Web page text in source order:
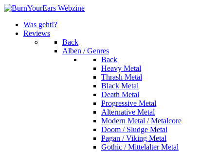
Was geht!?
Reviews
Back
Alben / Genres
Back
Heavy Metal
Thrash Metal
Black Metal
Death Metal
Progressive Metal
Alternative Metal
Modern Metal / Metalcore
Doom / Sludge Metal
Pagan / Viking Metal
Gothic / Mittelalter Metal